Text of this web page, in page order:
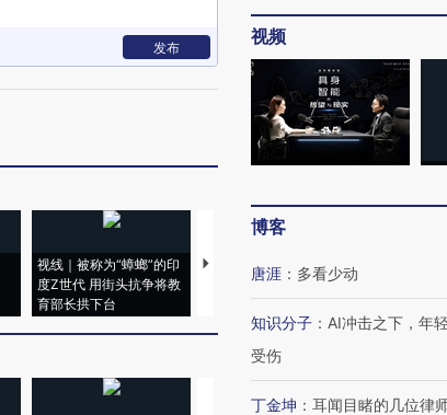
发布
视线｜被称为“蟑螂”的印
度Z世代 用街头抗争将教
育部长拱下台
视线｜“入侵”还是“人道危
机”？难民潮撕裂西班牙
飞地休达
4000人
视频
博客
唐涯 ： 多看少动
知识分子 ： AI冲击之下，年
受伤
丁金坤 ： 耳闻目睹的几位律